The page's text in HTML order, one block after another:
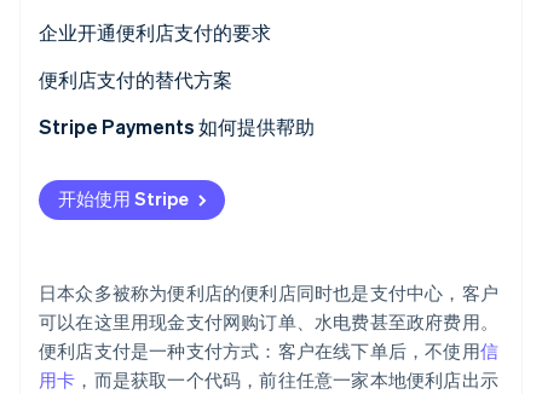
促进支付跟踪和管理
收集战略性业务情报
适应不同的商业平台
促进临时购买
建立信任
订单履行与付款确认的时间协调问题
在纯现金支付的局限性下运作
成本与费用
企业开通便利店支付的要求
企业注册便利店支付服务
将系统与便利店支付集成
确保您遵守金融法规
开通便利店服务的商家账户
优先保障安全标准
制定支持和应急方案
便利店支付的替代方案
银行转账
数字钱包和移动支付
信用卡和借记卡支付
Stripe Payments 如何提供帮助
开始使用 Stripe
日本众多被称为便利店的便利店同时也是支付中心，客户
可以在这里用现金支付网购订单、水电费甚至政府费用。
便利店支付是一种支付方式：客户在线下单后，不使用信
用卡 ，而是获取一个代码，前往任意一家本地便利店出示